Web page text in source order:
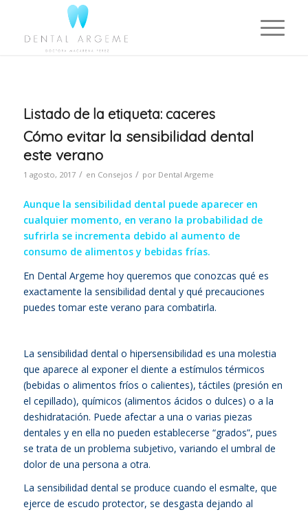
Listado de la etiqueta: caceres
Cómo evitar la sensibilidad dental
este verano
1 agosto, 2017 / en Consejos / por Dental Argeme
Aunque la sensibilidad dental puede aparecer en
cualquier momento, en verano la probabilidad de
sufrirla se incrementa debido al aumento de
consumo de alimentos y bebidas frías.
En Dental Argeme hoy queremos que conozcas qué es
exactamente la sensibilidad dental y qué precauciones
puedes tomar este verano para combatirla.
La sensibilidad dental o hipersensibilidad es una molestia
que aparece al exponer el diente a estímulos térmicos
(bebidas o alimentos fríos o calientes), táctiles (presión en
el cepillado), químicos (alimentos ácidos o dulces) o a la
deshidratación. Puede afectar a una o varias piezas
dentales y en ella no pueden establecerse “grados”, pues
se trata de un problema subjetivo, variando el umbral de
dolor de una persona a otra.
La sensibilidad dental se produce cuando el esmalte, que
ejerce de escudo protector, se desgasta dejando al